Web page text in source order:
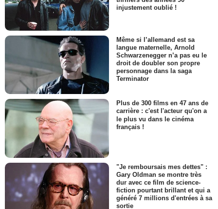
injustement oublié !
Même si l’allemand est sa
langue maternelle, Arnold
Schwarzenegger n’a pas eu le
droit de doubler son propre
personnage dans la saga
Terminator
Plus de 300 films en 47 ans de
carrière : c'est l'acteur qu'on a
le plus vu dans le cinéma
français !
"Je remboursais mes dettes" :
Gary Oldman se montre très
dur avec ce film de science-
fiction pourtant brillant et qui a
généré 7 millions d'entrées à sa
sortie